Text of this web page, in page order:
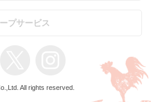
プサービス
All rights reserved.